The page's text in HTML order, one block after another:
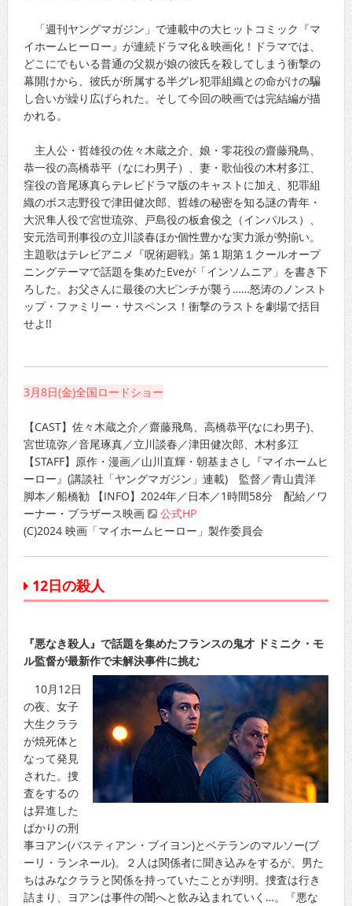
「週刊ヤングマガジン」で連載中の大ヒットコミック『マ
イホームヒーロー』が連続ドラマ化＆映画化！ドラマでは、
どこにでもいる普通の父親が娘の彼氏を殺してしまう衝撃の
幕開けから、彼氏が所属する半グレ犯罪組織との命がけの騙
し合いが繰り広げられた。そして今回の映画では完結編が描
かれる。
主人公・哲雄役の佐々木蔵之介、娘・零花役の齋藤飛鳥、
恭一役の高橋恭平（なにわ男子）、妻・歌仙役の木村多江、
窪役の音尾琢真らテレビドラマ版のキャストに加え、犯罪組
織のボス志野役で津田健次郎、哲雄の秘密を知る謎の青年・
大沢隼人役で宮世琉弥、戸島役の板倉俊之（インパルス）、
安元浩司刑事役の立川談春ほか個性豊かな実力派が勢揃い。
主題歌はテレビアニメ『呪術廻戦』第１期第１クールオープ
ニングテーマで話題を集めたEveが「インソムニア」を書き下
ろした。お父さんに最後の大ピンチが襲う……怒涛のノンスト
ップ・ファミリー・サスペンス！衝撃のラストを劇場で括目
せよ!!
3月8日(金)全国ロードショー
【CAST】佐々木蔵之介／齋藤飛鳥、高橋恭平(なにわ男子)、
宮世琉弥／音尾琢真／立川談春／津田健次郎、木村多江
【STAFF】原作・漫画／山川直輝・朝基まさし『マイホームヒ
ーロー』(講談社「ヤングマガジン」連載) 監督／青山貴洋
脚本／船橋勧 【INFO】2024年／日本／1時間58分 配給／ワ
ーナー・ブラザース映画
公式HP
(C)2024 映画「マイホームヒーロー」製作委員会
12日の殺人
『悪なき殺人』で話題を集めたフランスの鬼才 ドミニク・モ
ル監督が最新作で未解決事件に挑む
10月12日
の夜、女子
大生クララ
が焼死体と
なって発見
された。捜
査をするの
は昇進した
ばかりの刑
事ヨアン(バスティアン・ブイヨン)とベテランのマルソー(ブ
ーリ・ランネール)。２人は関係者に聞き込みをするが、男た
ちはみなクララと関係を持っていたことが判明。捜査は行き
詰まり、ヨアンは事件の闇へと飲み込まれていく…。『悪な